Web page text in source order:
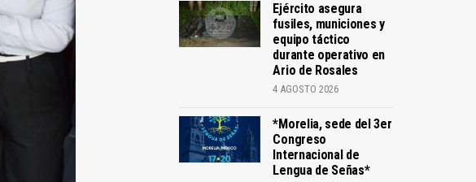
Ejército asegura
fusiles, municiones y
equipo táctico
durante operativo en
Ario de Rosales
4 AGOSTO 2026
*Morelia, sede del 3er
Congreso
Internacional de
Lengua de Señas*